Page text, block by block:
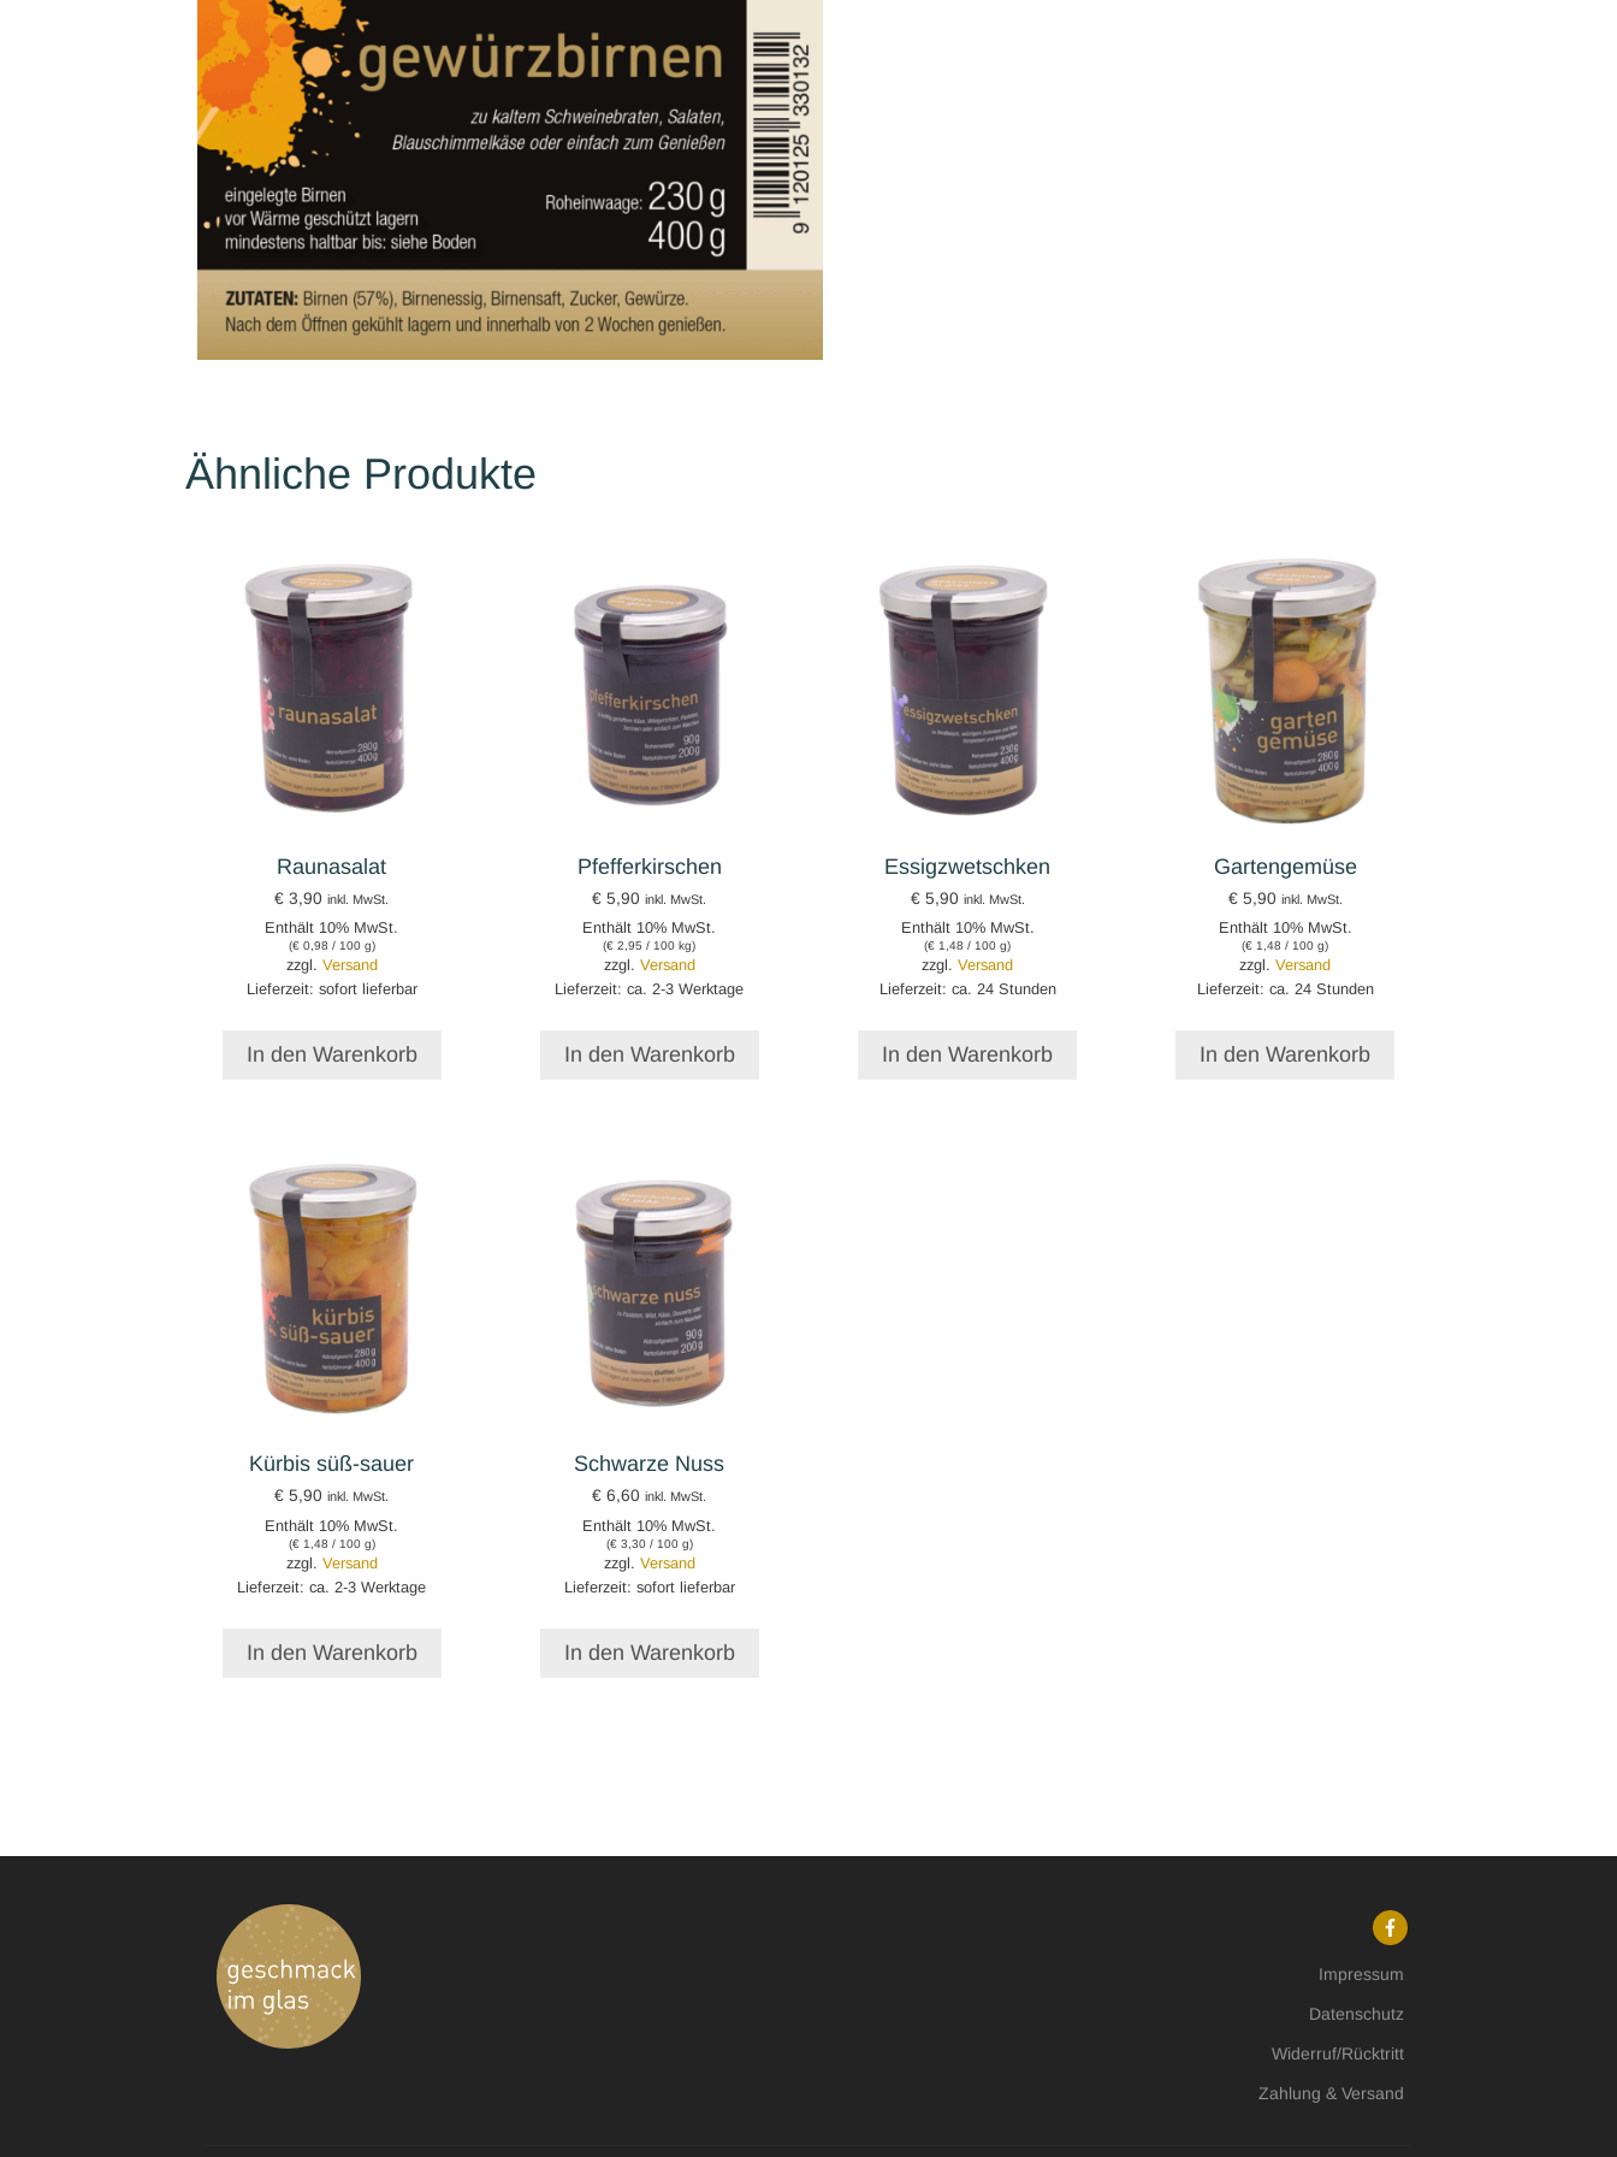
Ähnliche Produkte
Raunasalat
€ 3,90 inkl. MwSt.
Enthält 10% MwSt.
(€0,98 / 100 g)
zzgl. Versand
Lieferzeit: sofort lieferbar
In den Warenkorb
Pfefferkirschen
€ 5,90 inkl. MwSt.
Enthält 10% MwSt.
(€ 2,95 / 100 kg)
zzgl. Versand
Lieferzeit: ca. 2-3 Werktage
In den Warenkorb
Essigzwetschken
€5,90 inkl. MwSt.
Enthält 10% MwSt.
(€ 1,48 / 100 g)
zzgl.Versand
Lieferzeit: ca. 24 Stunden
In den Warenkorb
Gartengemüse
€5,90 inkl. MwSt.
Enthält 10% MwSt.
(€ 1,48 / 100 g)
zzgl.Versand
Lieferzeit: ca. 24 Stunden
In den Warenkorb
Kürbis süß-sauer
€ 5,90 inkl. MwSt.
Enthält 10% MwSt.
(€1,48 / 100 g)
zzgl. Versand
Lieferzeit: ca. 2-3 Werktage
In den Warenkorb
Schwarze Nuss
€ 6,60 inkl. MwSt.
Enthält 10% MwSt.
(€3,30/ 100 g)
zzgl. Versand
Lieferzeit: sofort lieferbar
In den Warenkorb
Impressum
Datenschutz
Widerruf/Rücktritt
Zahlung & Versand